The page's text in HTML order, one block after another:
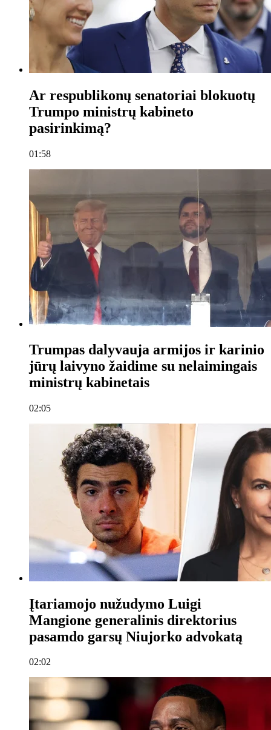
Ar respublikonų senatoriai blokuotų
Trumpo ministrų kabineto
pasirinkimą?
01:58
Trumpas dalyvauja armijos ir karinio
jūrų laivyno žaidime su nelaimingais
ministrų kabinetais
02:05
Įtariamojo nužudymo Luigi
Mangione generalinis direktorius
pasamdo garsų Niujorko advokatą
02:02